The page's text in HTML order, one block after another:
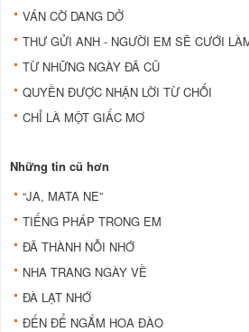
VÁN CỜ DANG DỞ
THƯ GỬI ANH - NGƯỜI EM SẼ CƯỚI
TỪ NHỮNG NGÀY ĐÃ CŨ
QUYỀN ĐƯỢC NHẬN LỜI TỪ CHỐI
CHỈ LÀ MỘT GIẤC MƠ
Những tin cũ hơn
“JA, MATA NE”
TIẾNG PHÁP TRONG EM
ĐÃ THÀNH NỖI NHỚ
NHA TRANG NGÀY VỀ
ĐÀ LẠT NHỚ
ÐẾN ÐỂ NGẮM HOA ÐÀO